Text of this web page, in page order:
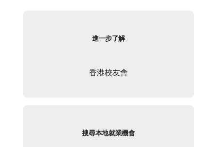
進一步了解
香港校友會
搜尋本地就業機會